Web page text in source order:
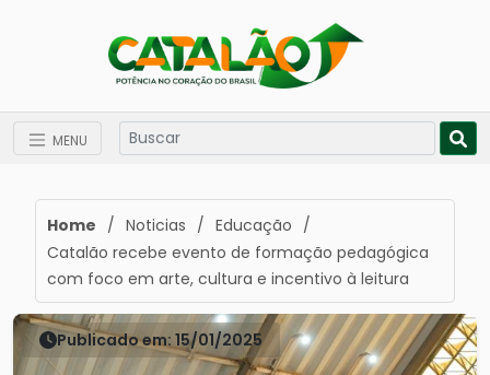
MENU
Home / Noticias / Educação /
Catalão recebe evento de formação pedagógica
com foco em arte, cultura e incentivo à leitura
Publicado em: 15/01/2025